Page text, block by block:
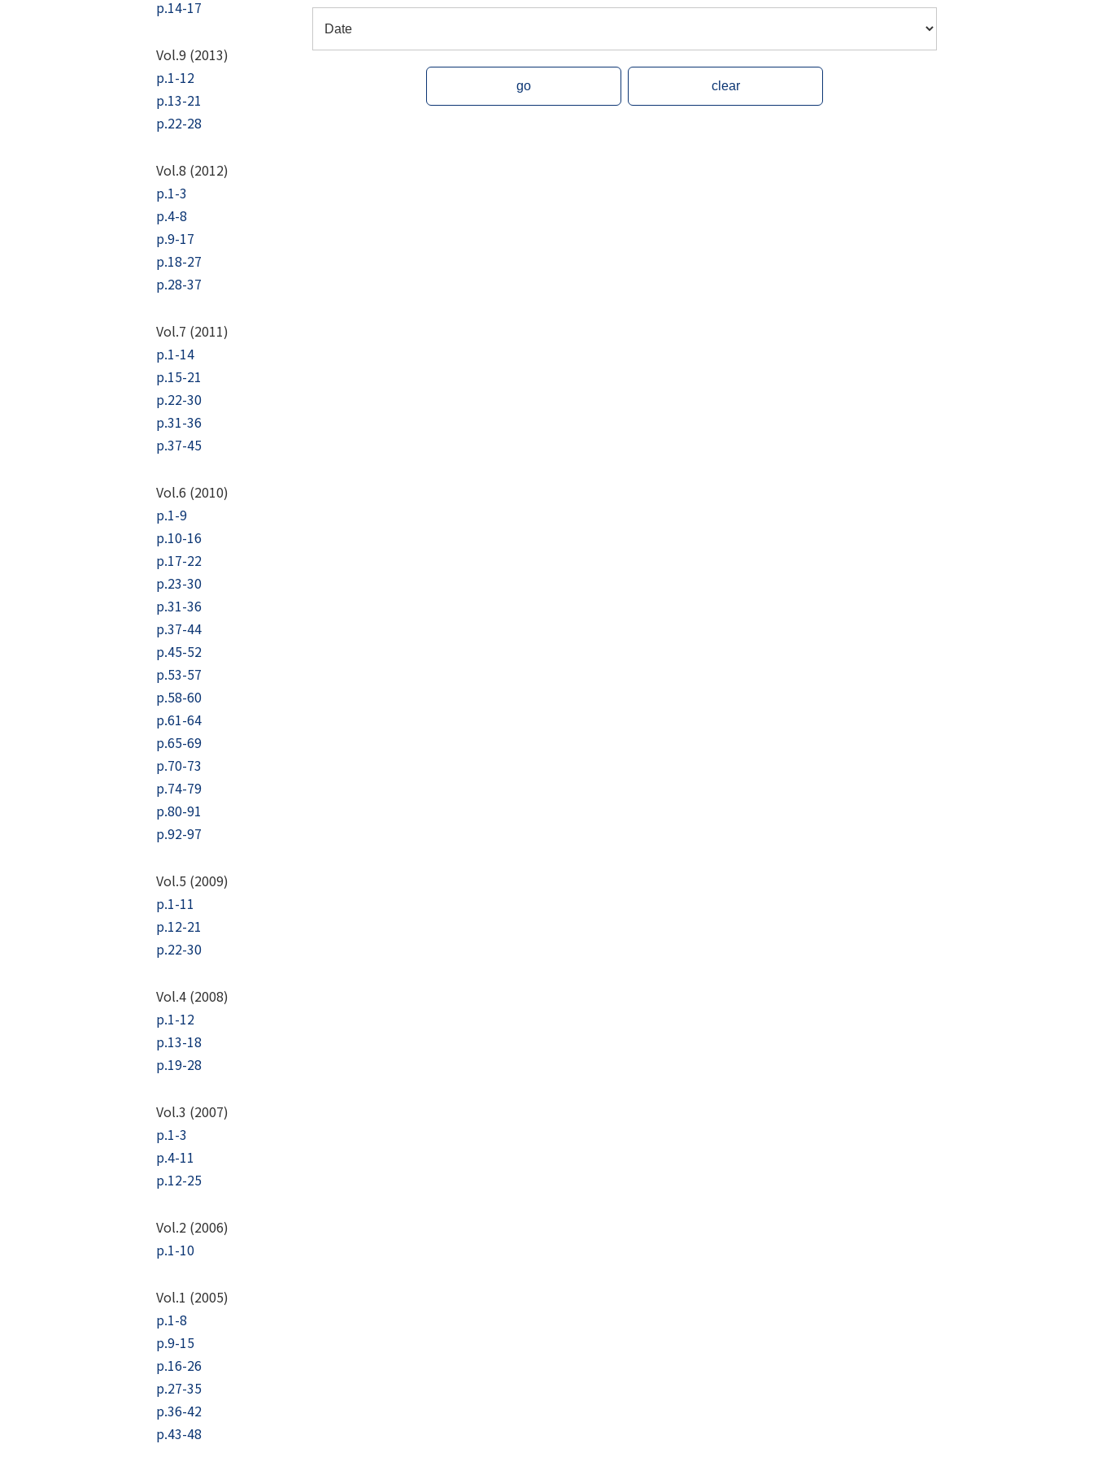
p.14-17
Vol.9 (2013)
p.1-12
p.13-21
p.22-28
Vol.8 (2012)
p.1-3
p.4-8
p.9-17
p.18-27
p.28-37
Vol.7 (2011)
p.1-14
p.15-21
p.22-30
p.31-36
p.37-45
Vol.6 (2010)
p.1-9
p.10-16
p.17-22
p.23-30
p.31-36
p.37-44
p.45-52
p.53-57
p.58-60
p.61-64
p.65-69
p.70-73
p.74-79
p.80-91
p.92-97
Vol.5 (2009)
p.1-11
p.12-21
p.22-30
Vol.4 (2008)
p.1-12
p.13-18
p.19-28
Vol.3 (2007)
p.1-3
p.4-11
p.12-25
Vol.2 (2006)
p.1-10
Vol.1 (2005)
p.1-8
p.9-15
p.16-26
p.27-35
p.36-42
p.43-48